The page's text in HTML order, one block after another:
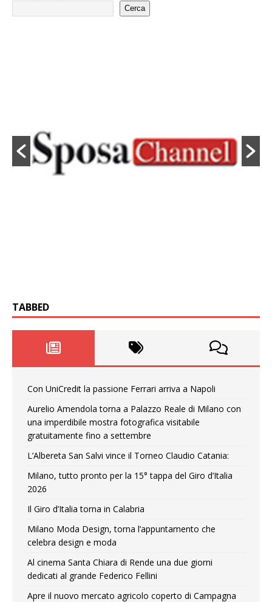
Cerca
TABBED
Con UniCredit la passione Ferrari arriva a Napoli
Aurelio Amendola torna a Palazzo Reale di Milano con
una imperdibile mostra fotografica visitabile
gratuitamente fino a settembre
L’Albereta San Salvi vince il Torneo Claudio Catania:
Milano, tutto pronto per la 15° tappa del Giro d’Italia
2026
Il Giro d’Italia torna in Calabria
Milano Moda Design, torna l’appuntamento che
celebra design e moda
Al cinema Santa Chiara di Rende una due giorni
dedicati al grande Federico Fellini
Apre il nuovo mercato agricolo coperto di Campagna